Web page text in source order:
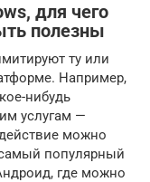
для чего
полезны
ту или
Например,
нибудь
услугам —
можно
популярный
где можно